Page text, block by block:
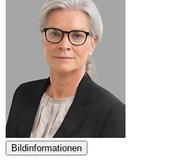
Bildinformationen